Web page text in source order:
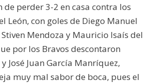
de perder 3-2 en casa contra los
León, con goles de Diego Manuel
Stiven Mendoza y Mauricio Isaís del
por los Bravos descontaron
José Juan García Manríquez,
muy mal sabor de boca, pues el